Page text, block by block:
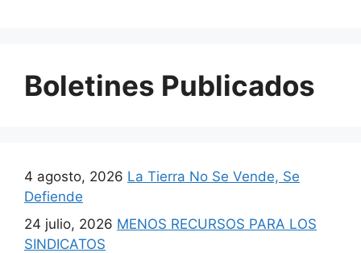
Boletines Publicados
4 agosto, 2026 La Tierra No Se Vende, Se
Defiende
24 julio, 2026 MENOS RECURSOS PARA LOS
SINDICATOS